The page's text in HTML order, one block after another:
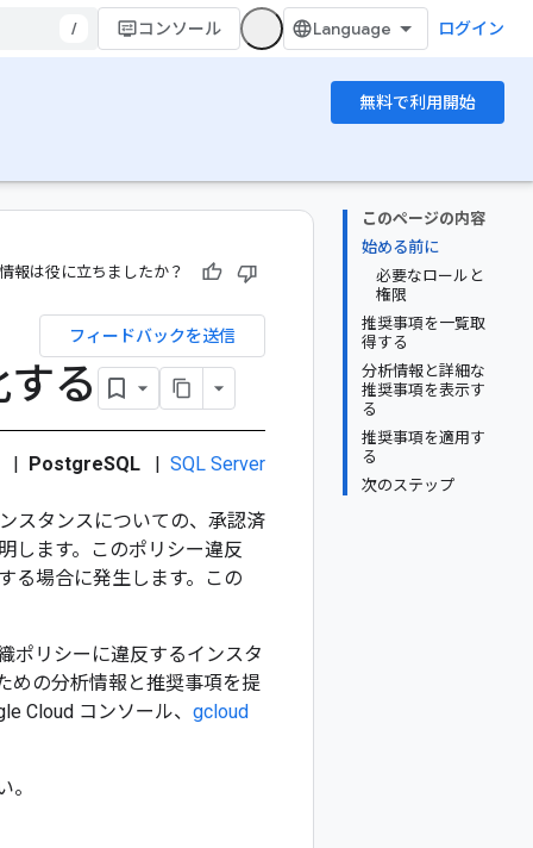
/ コンソール ログイン
無料で利用開始
このページの内容
始める前に
必要なロールと
権限
推奨事項を一覧取
得する
分析情報と詳細な
推奨事項を表示す
る
推奨事項を適用す
る
次のステップ
報は役に立ちましたか？
フィードバックを送信
る
| PostgreSQL | SQL Server
スタンスについての、承認済
します。このポリシー違反
る場合に発生します。この
ポリシーに違反するインスタ
めの分析情報と推奨事項を提
Cloud コンソール、 gcloud
。